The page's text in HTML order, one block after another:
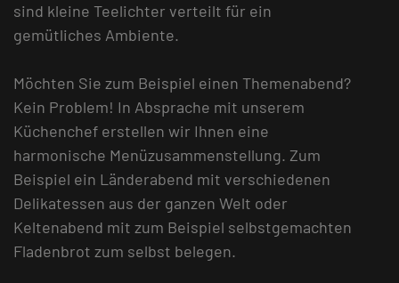
sind kleine Teelichter verteilt für ein
gemütliches Ambiente.
Möchten Sie zum Beispiel einen Themenabend?
Kein Problem! In Absprache mit unserem
Küchenchef erstellen wir Ihnen eine
harmonische Menüzusammenstellung. Zum
Beispiel ein Länderabend mit verschiedenen
Delikatessen aus der ganzen Welt oder
Keltenabend mit zum Beispiel selbstgemachten
Fladenbrot zum selbst belegen.